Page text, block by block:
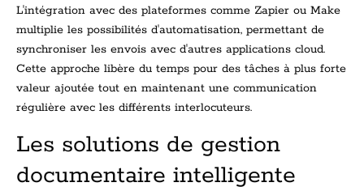
L'intégration avec des plateformes comme Zapier ou Make
multiplie les possibilités d'automatisation, permettant de
synchroniser les envois avec d'autres applications cloud.
Cette approche libère du temps pour des tâches à plus forte
valeur ajoutée tout en maintenant une communication
régulière avec les différents interlocuteurs.
Les solutions de gestion
documentaire intelligente